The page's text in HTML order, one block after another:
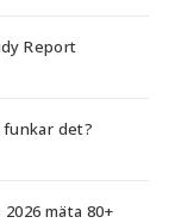
Report
det?
mäta 80+